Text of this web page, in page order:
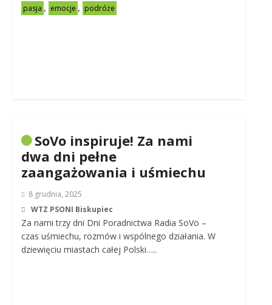
pasja , emocje , podróże
SoVo inspiruje! Za nami
dwa dni pełne
zaangażowania i uśmiechu
8 grudnia, 2025
WTZ PSONI Biskupiec
Za nami trzy dni Dni Poradnictwa Radia SoVo –
czas uśmiechu, rozmów i wspólnego działania. W
dziewięciu miastach całej Polski…..